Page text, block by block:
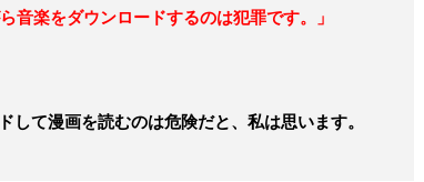
音楽をダウンロードするのは犯罪です。」
て漫画を読むのは危険だと、私は思います。